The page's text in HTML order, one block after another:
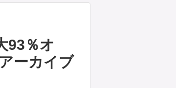
93％オ
ーカイブ